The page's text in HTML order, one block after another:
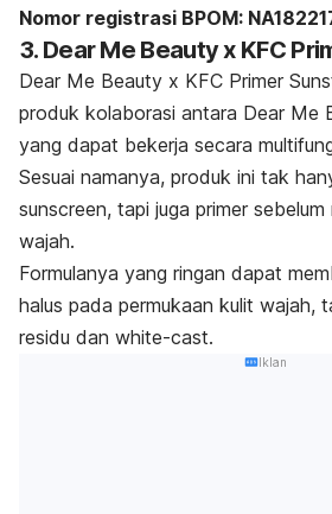
Nomor registrasi BPOM:
3. Dear Me Beauty x KFC
Dear Me Beauty x KFC Primer
produk kolaborasi antara Dear Me
yang dapat bekerja secara
Sesuai namanya, produk ini tak
sunscreen, tapi juga primer
wajah.
Formulanya yang ringan dapat
halus pada permukaan kulit wajah,
residu dan white-cast.
Iklan